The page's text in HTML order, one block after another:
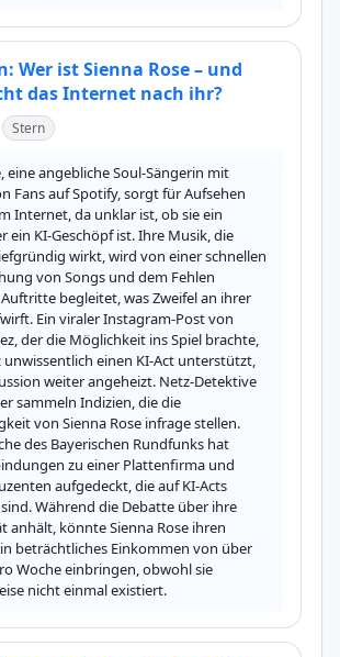
Wer ist Sienna Rose – und
das Internet nach ihr?
Stern
eine angebliche Soul-Sängerin mit
Fans auf Spotify, sorgt für Aufsehen
Internet, da unklar ist, ob sie ein
ein KI-Geschöpf ist. Ihre Musik, die
wirkt, wird von einer schnellen
von Songs und dem Fehlen
begleitet, was Zweifel an ihrer
Ein viraler Instagram-Post von
der die Möglichkeit ins Spiel brachte,
unwissentlich einen KI-Act unterstützt,
weiter angeheizt. Netz-Detektive
sammeln Indizien, die die
von Sienna Rose infrage stellen.
des Bayerischen Rundfunks hat
zu einer Plattenfirma und
aufgedeckt, die auf KI-Acts
Während die Debatte über ihre
anhält, könnte Sienna Rose ihren
beträchtliches Einkommen von über
Woche einbringen, obwohl sie
nicht einmal existiert.